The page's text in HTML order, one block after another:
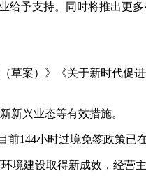
予支持。同时将推出更
案）》《关于新时代促
兴业态等有效措施。
144小时过境免签政策已
建设取得新成效，经营主